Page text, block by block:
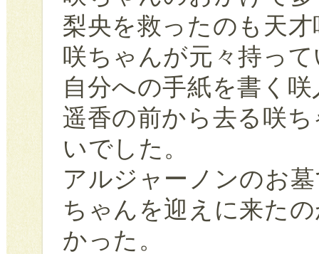
梨央を救ったのも天
咲ちゃんが元々持っ
自分への手紙を書く
遥香の前から去る咲
いでした。
アルジャーノンのお
ちゃんを迎えに来た
かった。